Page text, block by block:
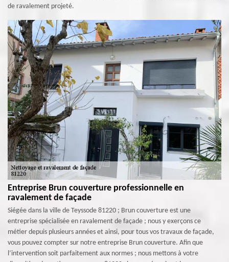
de ravalement projeté.
Entreprise Brun couverture professionnelle en
ravalement de façade
Siégée dans la ville de Teyssode 81220 ; Brun couverture est une
entreprise spécialisée en ravalement de façade ; nous y exerçons ce
métier depuis plusieurs années et ainsi, pour tous vos travaux de façade,
vous pouvez compter sur notre entreprise Brun couverture. Afin que
l’intervention soit parfaitement aux normes ; nous mettons à votre